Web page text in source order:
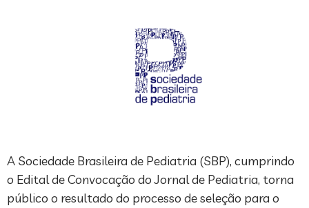
A Sociedade Brasileira de Pediatria (SBP), cumprindo
o Edital de Convocação do Jornal de Pediatria, torna
público o resultado do processo de seleção para o